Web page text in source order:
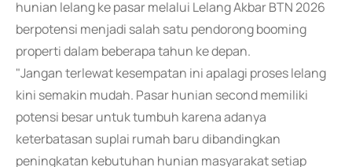
hunian lelang ke pasar melalui Lelang Akbar BTN 2026
berpotensi menjadi salah satu pendorong booming
properti dalam beberapa tahun ke depan.
"Jangan terlewat kesempatan ini apalagi proses lelang
kini semakin mudah. Pasar hunian second memiliki
potensi besar untuk tumbuh karena adanya
keterbatasan suplai rumah baru dibandingkan
peningkatan kebutuhan hunian masyarakat setiap